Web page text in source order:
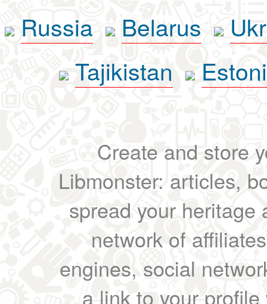
Russia
Belarus
Tajikistan
Create and store
Libmonster: articles,
spread your heritage
network of
engines, social
a link to your